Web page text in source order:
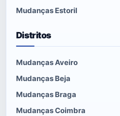
Mudanças Estoril
Distritos
Mudanças Aveiro
Mudanças Beja
Mudanças Braga
Mudanças Coimbra